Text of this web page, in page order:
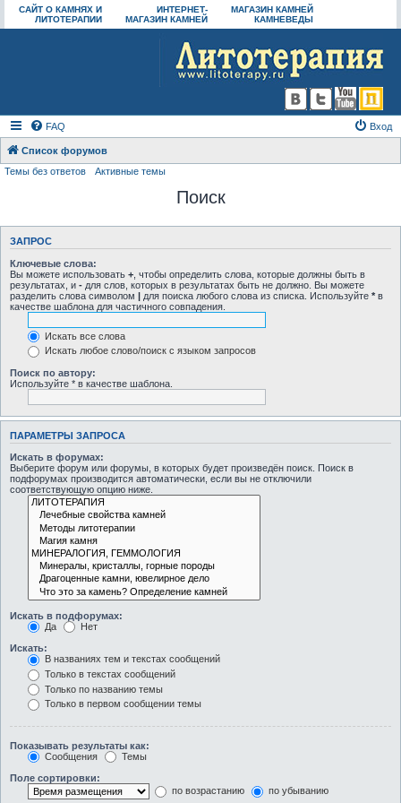
САЙТ О КАМНЯХ И
ЛИТОТЕРАПИИ
ИНТЕРНЕТ-
МАГАЗИН КАМНЕЙ
МАГАЗИН КАМНЕЙ
КАМНЕВЕДЫ
FAQ Вход
Список форумов
Темы без ответов
Активные темы
Поиск
ЗАПРОС
Ключевые слова:
Вы можете использовать + , чтобы определить слова, которые должны быть в
результатах, и - для слов, которых в результатах быть не должно. Вы можете
разделить слова символом | для поиска любого слова из списка. Используйте * в
качестве шаблона для частичного совпадения.
Искать все слова
Искать любое слово/поиск с языком запросов
Поиск по автору:
Используйте * в качестве шаблона.
ПАРАМЕТРЫ ЗАПРОСА
Искать в форумах:
Выберите форум или форумы, в которых будет произведён поиск. Поиск в
подфорумах производится автоматически, если вы не отключили
соответствующую опцию ниже.
Искать в подфорумах:
Да
Нет
Искать:
В названиях тем и текстах сообщений
Только в текстах сообщений
Только по названию темы
Только в первом сообщении темы
Показывать результаты как:
Сообщения
Темы
Поле сортировки:
по возрастанию
по убыванию